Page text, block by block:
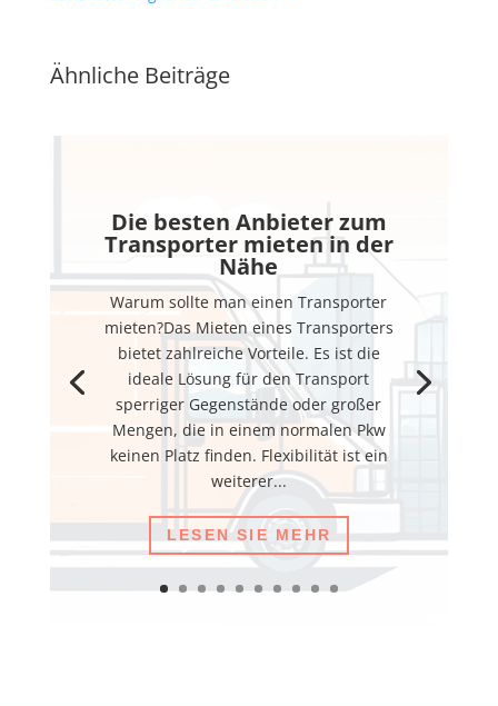
Ähnliche Beiträge
Die besten Anbieter zum
Transporter mieten in der
Nähe
Warum sollte man einen Transporter
mieten?Das Mieten eines Transporters
bietet zahlreiche Vorteile. Es ist die
ideale Lösung für den Transport
sperriger Gegenstände oder großer
Mengen, die in einem normalen Pkw
keinen Platz finden. Flexibilität ist ein
weiterer...
LESEN SIE MEHR